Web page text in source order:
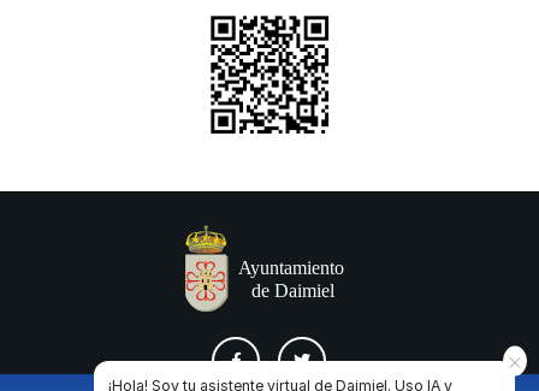
¡Hola! Soy tu asistente virtual de Daimiel. Uso IA y